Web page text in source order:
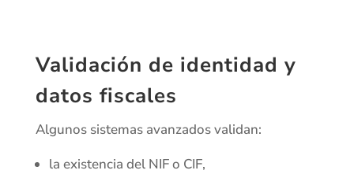
Validación de identidad y
datos fiscales
Algunos sistemas avanzados validan:
la existencia del NIF o CIF,